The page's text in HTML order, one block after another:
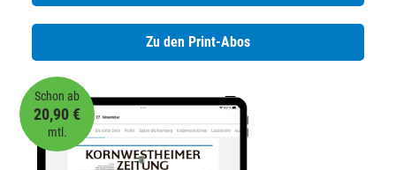
Schon ab
20,90 €
mtl.
Zu den Print-Abos